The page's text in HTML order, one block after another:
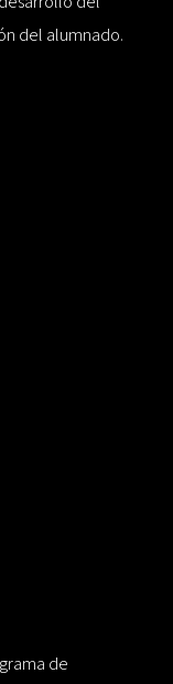
del alumnado.
de